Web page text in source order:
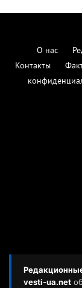
О нас
Контакты
vesti-ua.net